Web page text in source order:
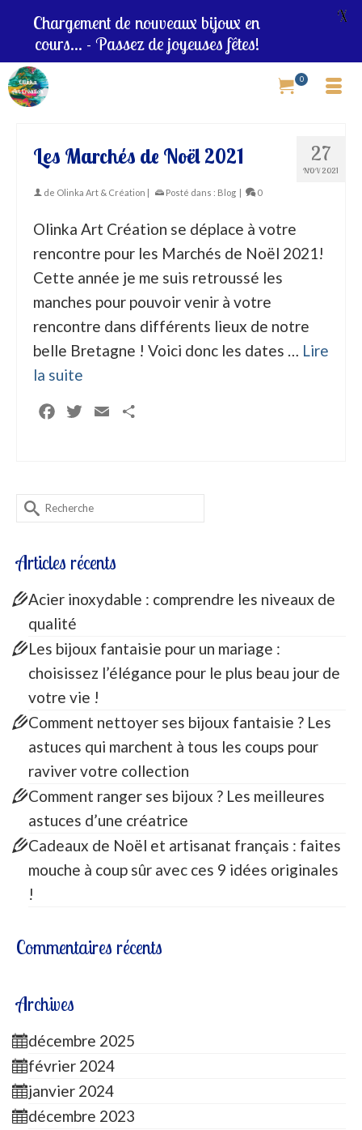
0
27
NOV 2021
Les Marchés de Noël 2021
de Olinka Art & Création | Posté dans : Blog | 0
Olinka Art Création se déplace à votre
rencontre pour les Marchés de Noël 2021!
Cette année je me suis retroussé les
manches pour pouvoir venir à votre
rencontre dans différents lieux de notre
belle Bretagne ! Voici donc les dates … Lire
la suite
FacebookTwitterEmail
Rechercher :
Articles récents
Acier inoxydable : comprendre les niveaux de
qualité
Les bijoux fantaisie pour un mariage :
choisissez l’élégance pour le plus beau jour de
votre vie !
Comment nettoyer ses bijoux fantaisie ? Les
astuces qui marchent à tous les coups pour
raviver votre collection
Comment ranger ses bijoux ? Les meilleures
astuces d’une créatrice
Cadeaux de Noël et artisanat français : faites
mouche à coup sûr avec ces 9 idées originales
!
Commentaires récents
Archives
décembre 2025
février 2024
janvier 2024
décembre 2023
Chargement de nouveaux bijoux en
cours... - Passez de joyeuses fêtes!
X